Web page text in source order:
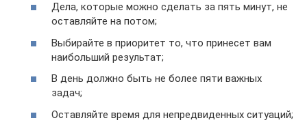
Дела, которые можно сделать за пять минут, не
оставляйте на потом;
Выбирайте в приоритет то, что принесет вам
наибольший результат;
В день должно быть не более пяти важных
задач;
Оставляйте время для непредвиденных ситуаций;